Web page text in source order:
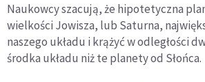
Naukowcy szacują, że hipotetyczna
wielkości Jowisza, lub Saturna,
naszego układu i krążyć w odległości
środka układu niż te planety od Słońca.